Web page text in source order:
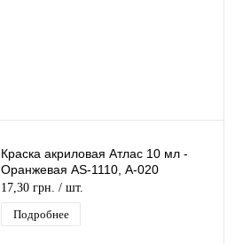
Краска акриловая Атлас 10 мл -
Оранжевая AS-1110, А-020
17,30 грн. / шт.
Подробнее